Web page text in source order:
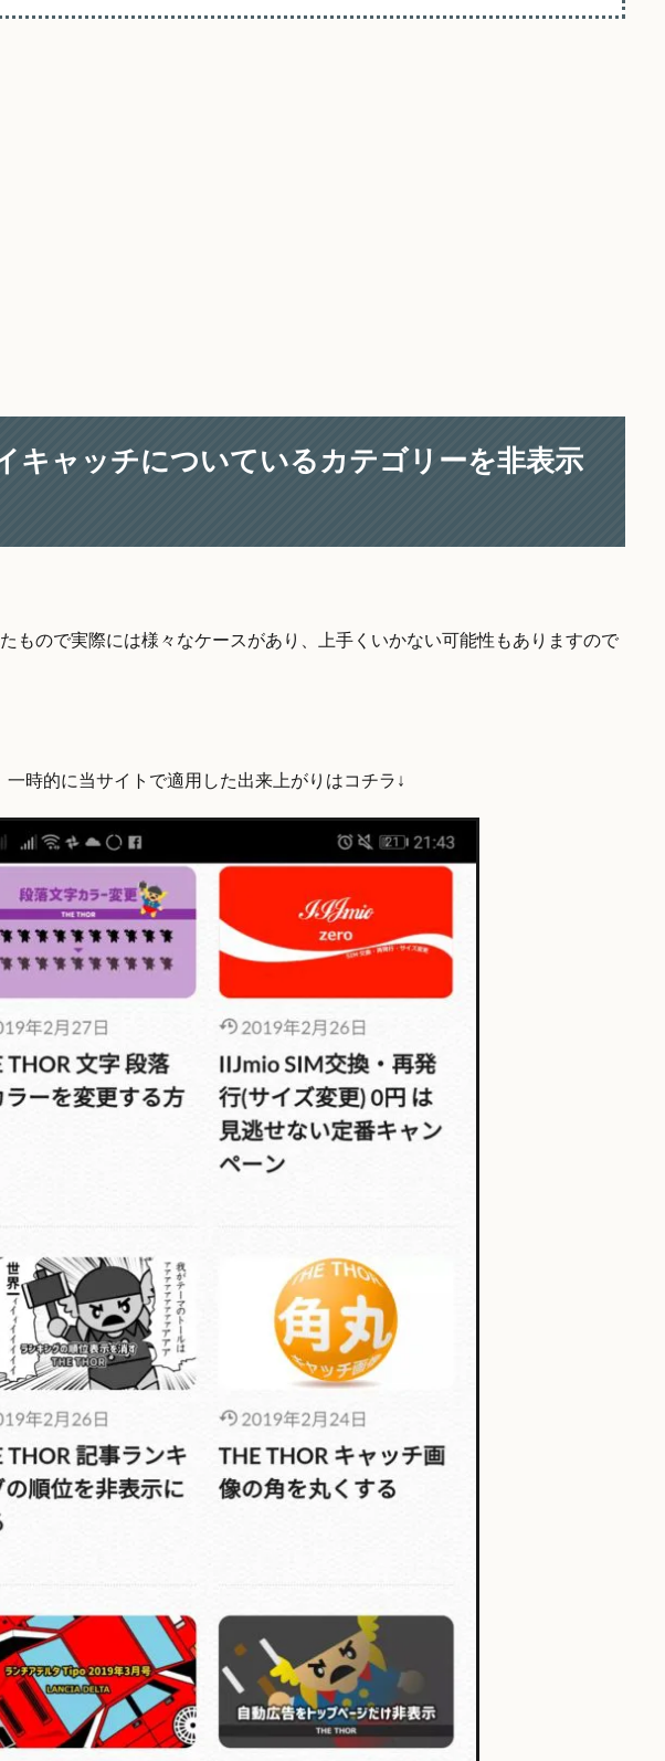
キャッチについているカテゴリーを非表示
もので実際には様々なケースがあり、上手くいかない可能性もありますので
一時的に当サイトで適用した出来上がりはコチラ↓